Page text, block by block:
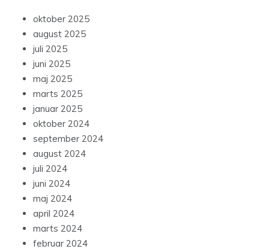
oktober 2025
august 2025
juli 2025
juni 2025
maj 2025
marts 2025
januar 2025
oktober 2024
september 2024
august 2024
juli 2024
juni 2024
maj 2024
april 2024
marts 2024
februar 2024